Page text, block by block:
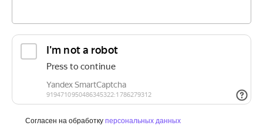
Согласен на обработку персональных данных